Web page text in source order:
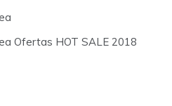
Ofertas HOT SALE 2018